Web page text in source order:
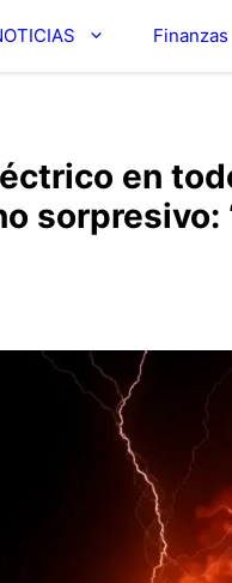
Finanzas
en
sorpresivo: